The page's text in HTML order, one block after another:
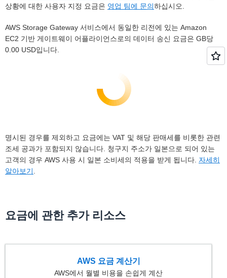
상황에 대한 사용자 지정 요금은 영업 팀에 문의하십시오.
AWS Storage Gateway 서비스에서 동일한 리전에 있는 Amazon
EC2 기반 게이트웨이 어플라이언스로의 데이터 송신 요금은 GB당
0.00 USD입니다.
명시된 경우를 제외하고 요금에는 VAT 및 해당 판매세를 비롯한 관련
조세 공과가 포함되지 않습니다. 청구지 주소가 일본으로 되어 있는
고객의 경우 AWS 사용 시 일본 소비세의 적용을 받게 됩니다. 자세히
알아보기
요금에 관한 추가 리소스
AWS 요금 계산기
AWS에서 월별 비용을 손쉽게 계산